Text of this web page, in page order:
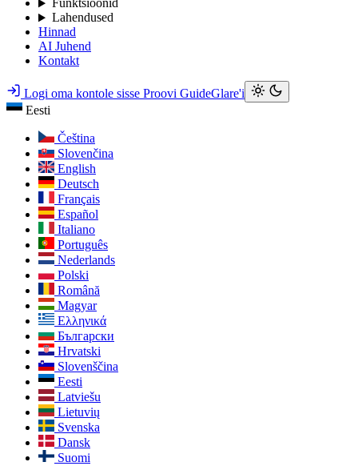
Funktsioonid
Lahendused
Hinnad
AI Juhend
Kontakt
Logi oma kontole sisse Proovi GuideGlare'i
Eesti
Čeština
Slovenčina
English
Deutsch
Français
Español
Italiano
Português
Nederlands
Polski
Română
Magyar
Ελληνικά
Български
Hrvatski
Slovenščina
Eesti
Latviešu
Lietuvių
Svenska
Dansk
Suomi